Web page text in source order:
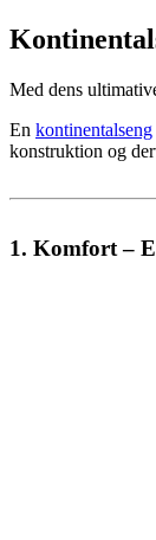
Med dens
En kontinentalseng
konstruktion og
1. Komfort –